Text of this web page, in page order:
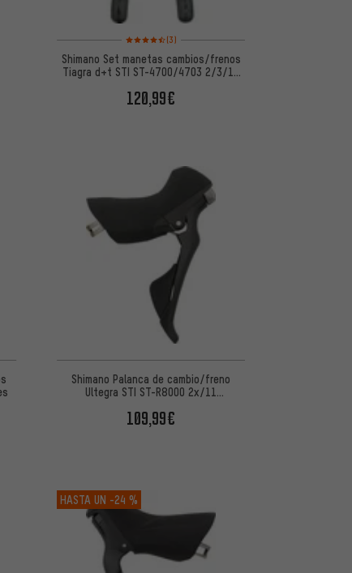
Valoración media: 4,5 de 5 basada en 3 reseñas
(3)
Shimano Set manetas cambios/frenos
Tiagra d+t STI ST-4700/4703 2/3/10
120,99€
en 2 reseñas
Shimano Palanca de cambio/freno
Ultegra STI ST-R8000 2x/11
109,99€
HASTA UN -24 %